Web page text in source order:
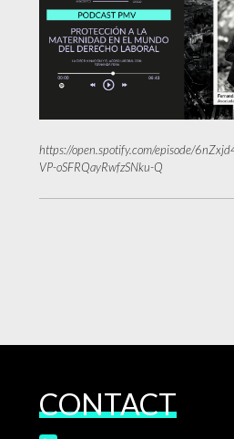
https://open.spotify.com/episode/
VP-oSFRQayRwfzSNku-Q
CONTACT